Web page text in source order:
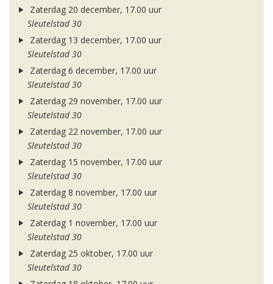
Zaterdag 20 december, 17.00 uur
Sleutelstad 30
Zaterdag 13 december, 17.00 uur
Sleutelstad 30
Zaterdag 6 december, 17.00 uur
Sleutelstad 30
Zaterdag 29 november, 17.00 uur
Sleutelstad 30
Zaterdag 22 november, 17.00 uur
Sleutelstad 30
Zaterdag 15 november, 17.00 uur
Sleutelstad 30
Zaterdag 8 november, 17.00 uur
Sleutelstad 30
Zaterdag 1 november, 17.00 uur
Sleutelstad 30
Zaterdag 25 oktober, 17.00 uur
Sleutelstad 30